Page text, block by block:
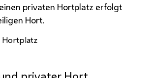
privaten Hortplatz erfolgt
Hort.
Hortplatz